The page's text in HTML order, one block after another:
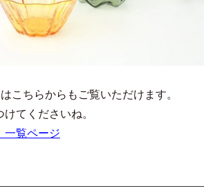
こちらからもご覧いただけます。
てくださいね。
覧ページ